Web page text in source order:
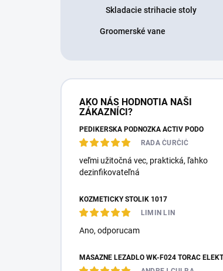
Skladacie strihacie stoly
Groomerské vane
AKO NÁS HODNOTIA NAŠI
ZÁKAZNÍCI?
PEDIKÉRSKÁ PODNOŽKA ACTIV PODO
RADA ĆURČIĆ
veľmi užitočná vec, praktická, ľahko
dezinfikovateľná
KOZMETICKÝ STOLÍK 1017
LIMIN LIN
Ano, оdporucam